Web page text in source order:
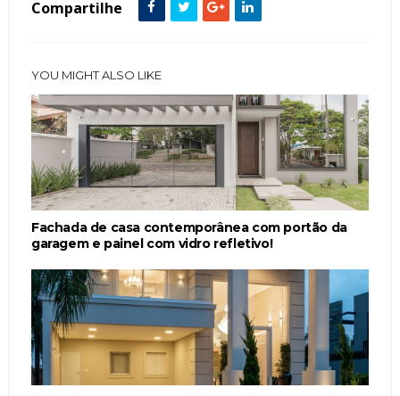
Compartilhe
YOU MIGHT ALSO LIKE
Fachada de casa contemporânea com portão da
garagem e painel com vidro refletivo!